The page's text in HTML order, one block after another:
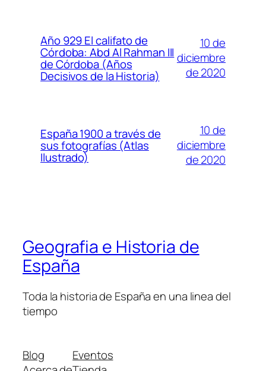
Año 929 El califato de
Córdoba: Abd Al Rahman III
de Córdoba (Años
Decisivos de la Historia)
10 de
diciembre
de 2020
España 1900 a través de
sus fotografías (Atlas
Ilustrado)
10 de
diciembre
de 2020
Geografia e Historia de
España
Toda la historia de España en una linea del
tiempo
Blog
Eventos